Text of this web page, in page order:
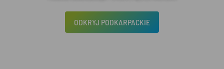
ODKRYJ PODKARPACKIE